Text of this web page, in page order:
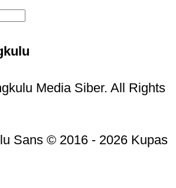
Media Siber. All Rights
Sans © 2016 - 2026 Kupas